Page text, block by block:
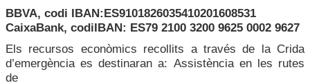
BBVA, codi IBAN: ES9101826035410201608531
CaixaBank, codi IBAN: ES79 2100 3200 9625 0002 9627
Els recursos econòmics recollits a través de la Crida
d’emergència es destinaran a: Assistència en les rutes
de